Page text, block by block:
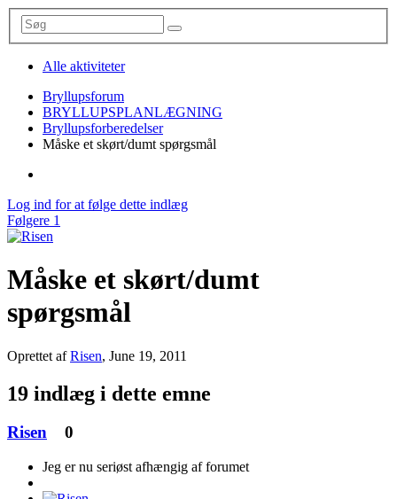
Alle aktiviteter
Bryllupsforum
BRYLLUPSPLANLÆGNING
Bryllupsforberedelser
Måske et skørt/dumt spørgsmål
Log ind for at følge dette indlæg
Følgere 1
Måske et skørt/dumt
spørgsmål
Oprettet afRisen, June 19, 2011
19 indlæg i dette emne
Risen 0
Jeg er nu seriøst afhængig af forumet